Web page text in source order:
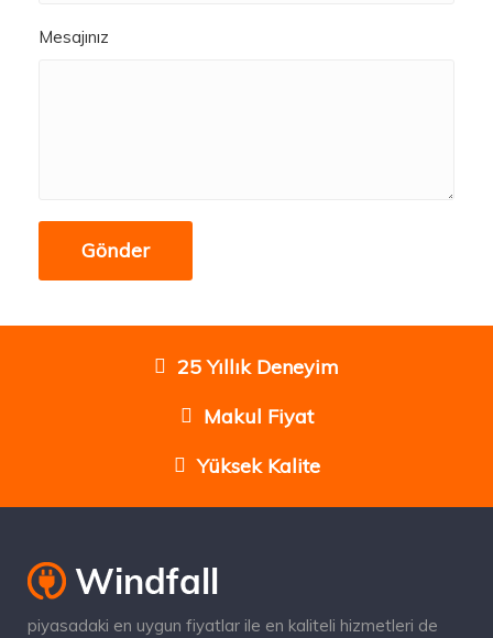
Mesajınız
25 Yıllık Deneyim
Makul Fiyat
Yüksek Kalite
piyasadaki en uygun fiyatlar ile en kaliteli hizmetleri de